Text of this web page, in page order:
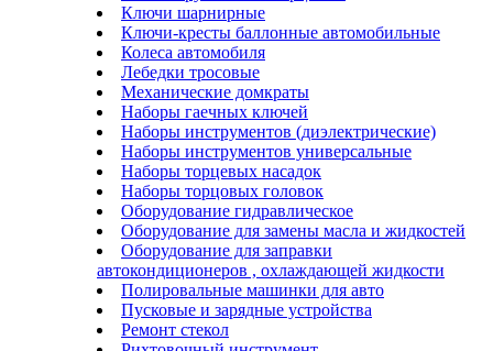
Ключи шарнирные
Ключи-кресты баллонные автомобильные
Колеса автомобиля
Лебедки тросовые
Механические домкраты
Наборы гаечных ключей
Наборы инструментов (диэлектрические)
Наборы инструментов универсальные
Наборы торцевых насадок
Наборы торцовых головок
Оборудование гидравлическое
Оборудование для замены масла и жидкостей
Оборудование для заправки
автокондиционеров , охлаждающей жидкости
Полировальные машинки для авто
Пусковые и зарядные устройства
Ремонт стекол